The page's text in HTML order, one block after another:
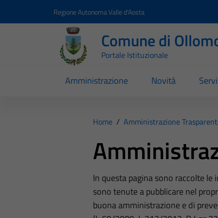
Regione Autonoma Valle d'Aosta
Comune di
Portale Istituzionale
Amministrazione Novità
Home / Amministrazione
In questa pagina sono raccolte
sono tenute a pubblicare nel
buona amministrazione e di